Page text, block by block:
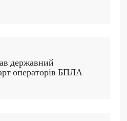
державний
операторів БПЛА